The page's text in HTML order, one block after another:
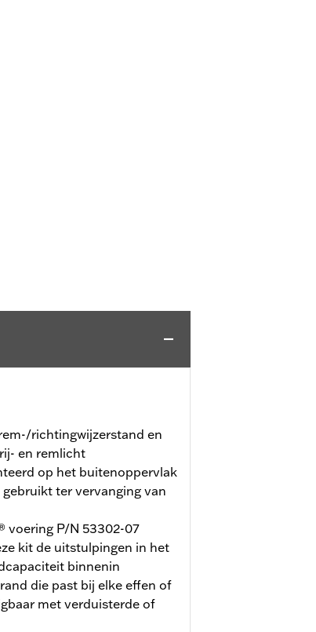
richtingwijzerstand en
en remlicht
op het buitenoppervlak
ter vervanging van
voering P/N 53302-07
kit de uitstulpingen in het
binnenin
die past bij elke effen of
met verduisterde of